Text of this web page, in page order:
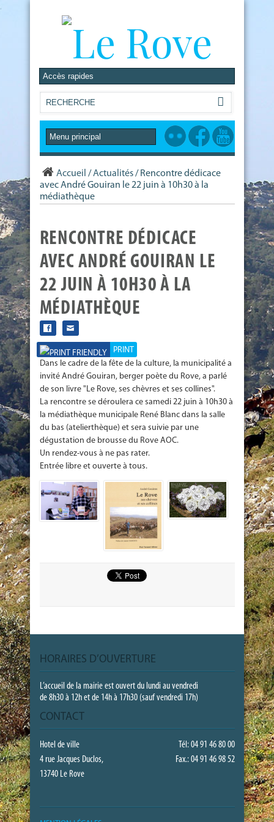
Accueil /Actualités/ Rencontre dédicace
avec André Gouiran le 22 juin à 10h30 à la
médiathèque
RENCONTRE DÉDICACE
AVEC ANDRÉ GOUIRAN LE
22 JUIN À 10H30 À LA
MÉDIATHÈQUE
PRINT
Dans le cadre de la fête de la culture, la municipalité a
invité André Gouiran, berger poète du Rove, a parlé
de son livre "Le Rove, ses chèvres et ses collines".
La rencontre se déroulera ce samedi 22 juin à 10h30 à
la médiathèque municipale René Blanc dans la salle
du bas (atelierthèque) et sera suivie par une
dégustation de brousse du Rove AOC.
Un rendez-vous à ne pas rater.
Entrée libre et ouverte à tous.
HORAIRES D’OUVERTURE
L’accueil de la mairie est ouvert du lundi au vendredi
de 8h30 à 12h et de 14h à 17h30 (sauf vendredi 17h)
CONTACT
Hotel de ville
Tél: 04 91 46 80 00
4 rue Jacques Duclos,
Fax.: 04 91 46 98 52
13740 Le Rove